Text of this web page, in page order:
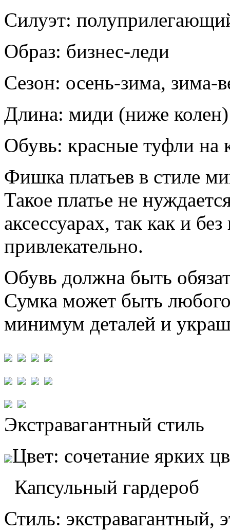
Силуэт:
Образ: бизнес-леди
Сезон: осень-зима, зима-
Длина: миди (ниже колен)
Обувь: красные туфли на
Фишка платьев в стиле
Такое платье не
аксессуарах, так как и
привлекательно.
Обувь должна быть
Сумка может быть
минимум деталей и
Экстравагантный стиль
Цвет: сочетание ярких
Капсульный гардероб
Стиль: экстравагантный,